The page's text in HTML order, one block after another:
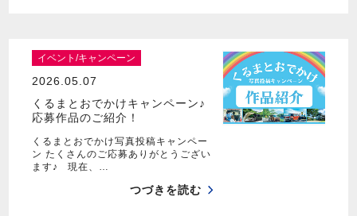
イベント/キャンペーン
2026.05.07
くるまとおでかけキャンペーン♪
応募作品のご紹介！
くるまとおでかけ写真投稿キャンペー
ン たくさんのご応募ありがとうござい
ます♪ 現在、…
つづきを読む